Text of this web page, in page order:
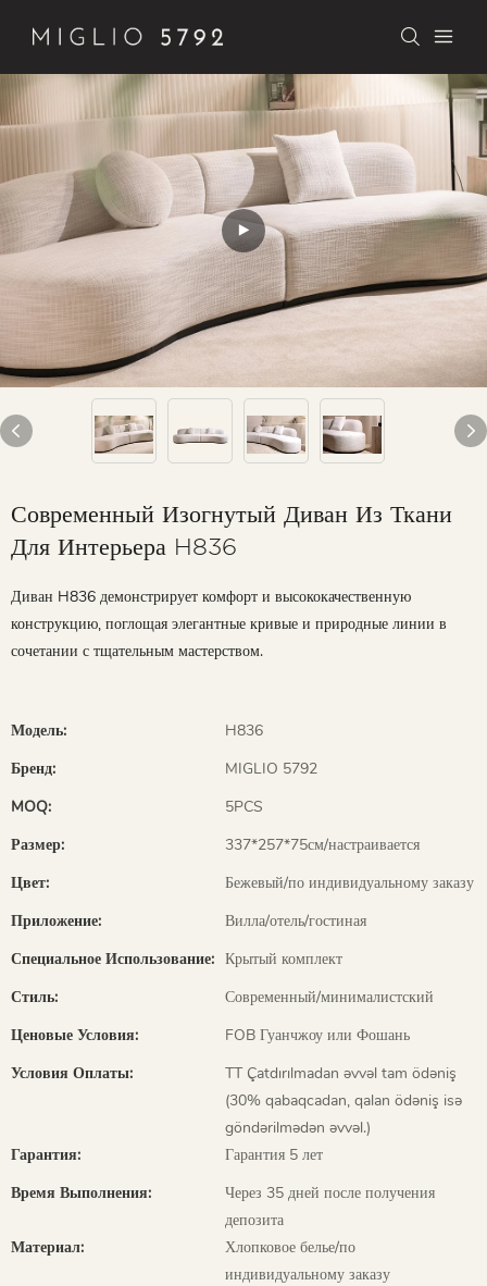
Современный Изогнутый Диван Из Ткани
Для Интерьера H836
Диван H836 демонстрирует комфорт и высококачественную
конструкцию, поглощая элегантные кривые и природные линии в
сочетании с тщательным мастерством.
Модель:
H836
Бренд:
MIGLIO 5792
MOQ:
5PCS
Размер:
337*257*75см/настраивается
Цвет:
Бежевый/по индивидуальному заказу
Приложение:
Вилла/отель/гостиная
Специальное Использование: Крытый комплект
Стиль:
Современный/минималистский
Ценовые Условия:
FOB Гуанчжоу или Фошань
Условия Оплаты:
TT Çatdırılmadan əvvəl tam ödəniş
(30% qabaqcadan, qalan ödəniş isə
göndərilmədən əvvəl.)
Гарантия:
Гарантия 5 лет
Время Выполнения:
Через 35 дней после получения
депозита
Материал:
Хлопковое белье/по
индивидуальному заказу